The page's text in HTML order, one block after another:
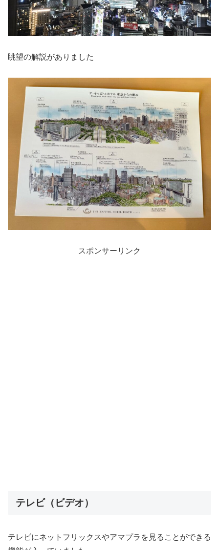
眺望の解説がありました
スポンサーリンク
テレビ（ビデオ）
テレビにネットフリックスやアマプラを見ることができる